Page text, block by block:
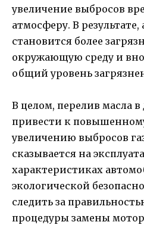
увеличение выбросов
атмосферу. В
становится более
окружающую среду и
общий уровень
В целом, перелив масла
привести к
увеличению выбросов
сказывается на
характеристиках
экологической
следить за
процедуры замены